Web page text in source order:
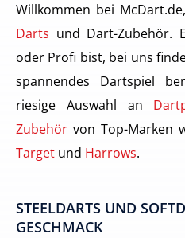
Willkommen bei
Darts und Dart-Zubehör.
oder Profi bist, bei uns
spannendes Dartspiel
riesige Auswahl an
Zubehör von Top-Marken
Target und Harrows.
STEELDARTS UND
GESCHMACK